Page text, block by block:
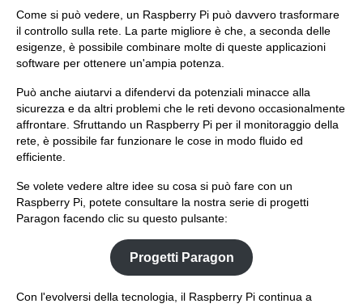
Come si può vedere, un Raspberry Pi può davvero trasformare
il controllo sulla rete. La parte migliore è che, a seconda delle
esigenze, è possibile combinare molte di queste applicazioni
software per ottenere un'ampia potenza.
Può anche aiutarvi a difendervi da potenziali minacce alla
sicurezza e da altri problemi che le reti devono occasionalmente
affrontare. Sfruttando un Raspberry Pi per il monitoraggio della
rete, è possibile far funzionare le cose in modo fluido ed
efficiente.
Se volete vedere altre idee su cosa si può fare con un
Raspberry Pi, potete consultare la nostra serie di progetti
Paragon facendo clic su questo pulsante:
Progetti Paragon
Con l'evolversi della tecnologia, il Raspberry Pi continua a